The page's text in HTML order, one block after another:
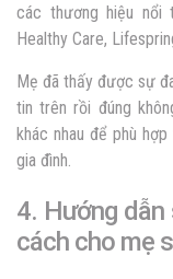
các thương hiệu nổi
Healthy Care,
Mẹ đã thấy được sự
tin trên rồi đúng
khác nhau để phù
gia đình.
4. Hướng
cách cho mẹ